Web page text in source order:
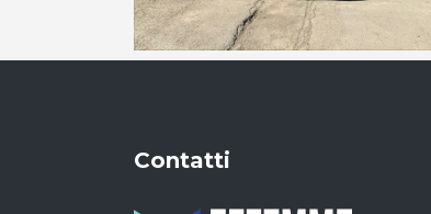
Contatti